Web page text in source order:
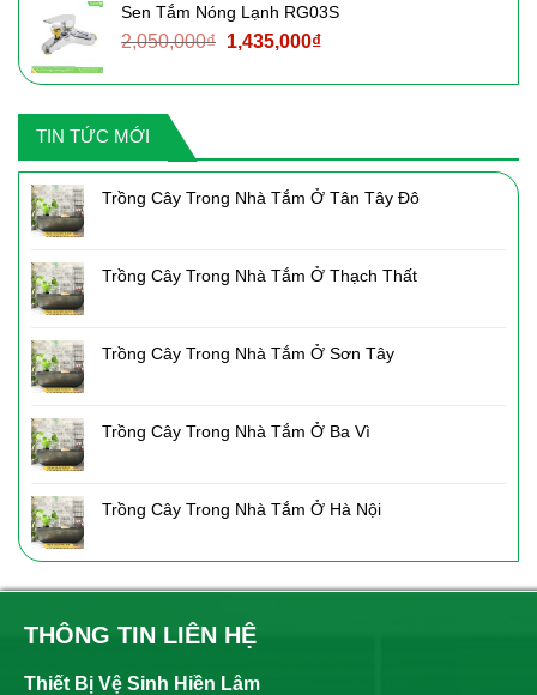
3,090,000₫.là:
2,160,000₫.
Sen Tắm Nóng Lạnh RG03S
2,050,000₫ Giá
là:
1,435,000₫Giá
tại
TIN TỨC MỚI
Trồng Cây Trong Nhà Tắm Ở Tân Tây Đô
Trồng Cây Trong Nhà Tắm Ở Thạch Thất
Trồng Cây Trong Nhà Tắm Ở Sơn Tây
Trồng Cây Trong Nhà Tắm Ở Ba Vì
Trồng Cây Trong Nhà Tắm Ở Hà Nội
THÔNG TIN LIÊN HỆ
Thiết Bị Vệ Sinh Hiền Lâm